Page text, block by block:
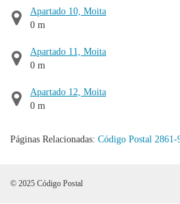
Apartado 10, Moita
0 m
Apartado 11, Moita
0 m
Apartado 12, Moita
0 m
Páginas Relacionadas: Código Postal 2861-
© 2025 Código Postal